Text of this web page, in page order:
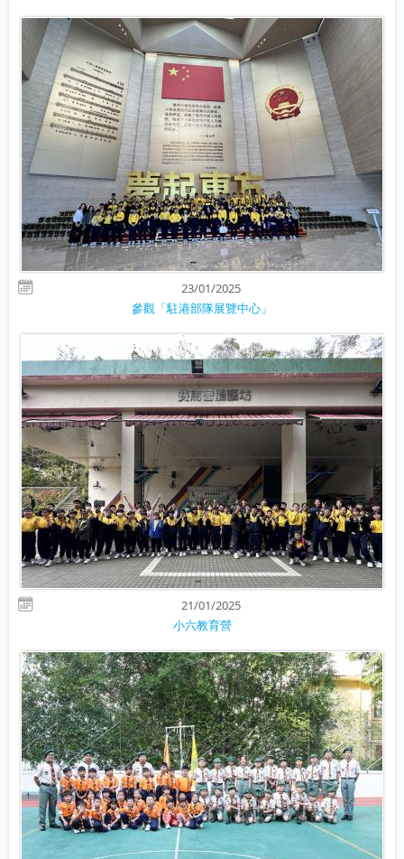
23/01/2025
參觀「駐港部隊展覽中心」
21/01/2025
小六教育營